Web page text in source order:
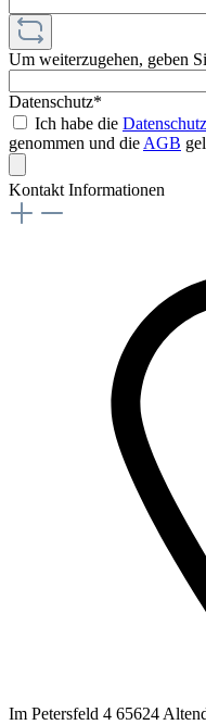
Um weiterzugehen, geben
Datenschutz*
Ich habe die
genommen und die AGB
Kontakt Informationen
Im Petersfeld 4 65624